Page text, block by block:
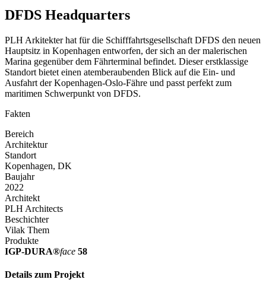
DFDS Headquarters
PLH Arkitekter hat für die Schifffahrtsgesellschaft DFDS den neuen
Hauptsitz in Kopenhagen entworfen, der sich an der malerischen
Marina gegenüber dem Fährterminal befindet. Dieser erstklassige
Standort bietet einen atemberaubenden Blick auf die Ein- und
Ausfahrt der Kopenhagen-Oslo-Fähre und passt perfekt zum
maritimen Schwerpunkt von DFDS.
Fakten
Bereich
Architektur
Standort
Kopenhagen, DK
Baujahr
2022
Architekt
PLH Architects
Beschichter
Vilak Them
Produkte
IGP-DURA®face 58
Details zum Projekt